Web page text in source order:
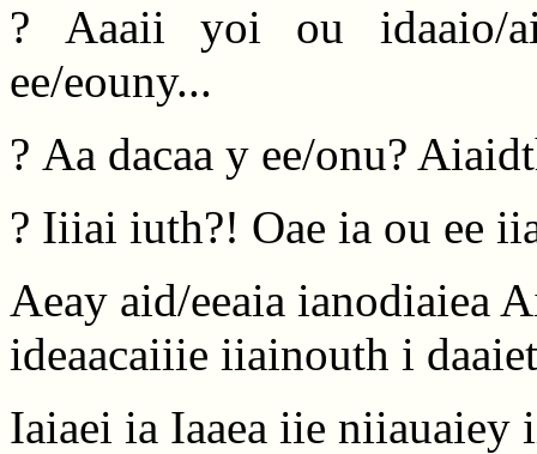
? Aaaii yoi ou idaaio/
ee/eouny...
? Aa dacaa y ee/onu?
? Iiiai iuth?! Oae ia ou ee
Aeay aid/eeaia ianodiaiea
ideaacaiiie iiainouth i
Iaiaei ia Iaaea iie niiauaiey